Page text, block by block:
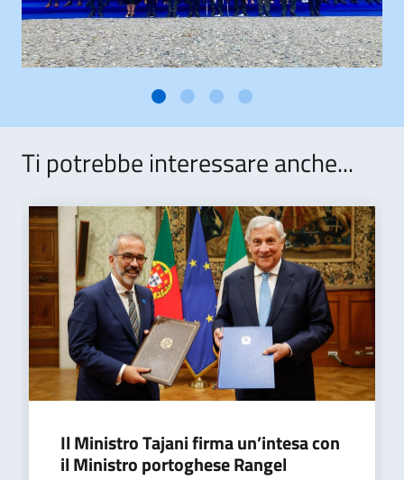
Ti potrebbe interessare anche...
Il Ministro Tajani firma un’intesa con
il Ministro portoghese Rangel